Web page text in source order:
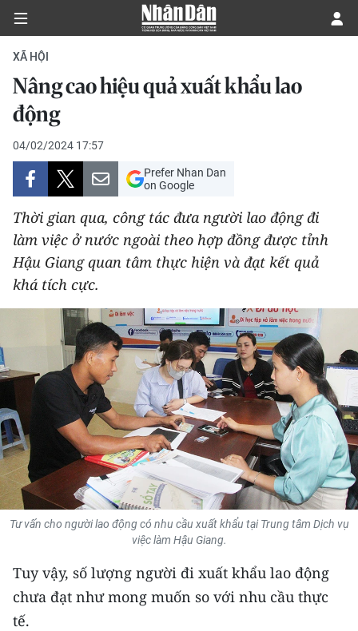
CHÍNH TRỊ
KINH TẾ
VĂN HÓA
XÃ HỘI
PHÁP LUẬT
THẾ GIỚI
THỂ THAO
GIÁO DỤC
Y TẾ
KHOA HỌC - CÔNG NGHỆ
MÔI TRƯỜNG
BẠN ĐỌC
KIỂM CHỨNG THÔNG TIN
XÃ HỘI
Nâng cao hiệu quả xuất khẩu lao
động
04/02/2024 17:57
Prefer Nhan Dan
on Google
Thời gian qua, công tác đưa người lao động đi
làm việc ở nước ngoài theo hợp đồng được tỉnh
Hậu Giang quan tâm thực hiện và đạt kết quả
khá tích cực.
Tư vấn cho người lao động có nhu cầu xuất khẩu tại Trung tâm Dịch vụ
việc làm Hậu Giang.
Tuy vậy, số lượng người đi xuất khẩu lao động
chưa đạt như mong muốn so với nhu cầu thực
tế.